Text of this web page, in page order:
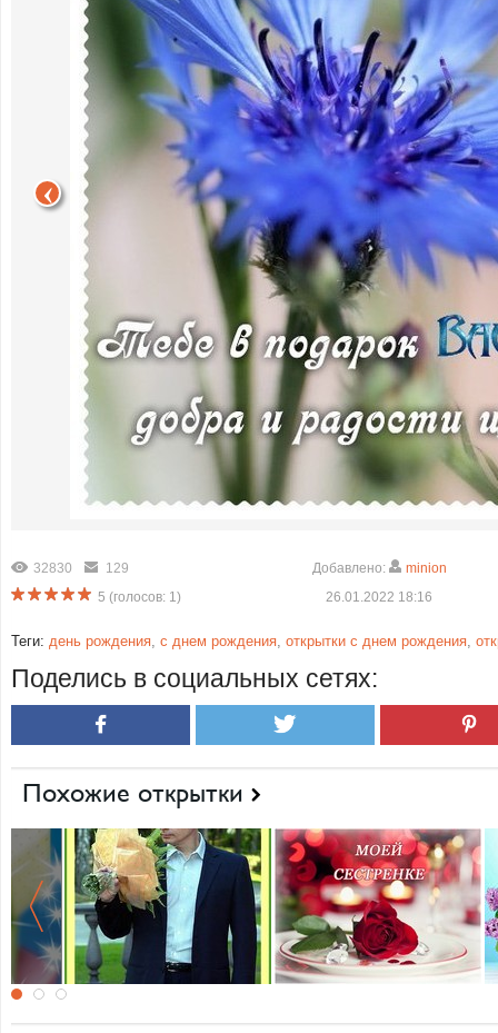
32830
129
5 (голосов: 1)
Добавлено:
minion
26.01.2022 18:16
Теги: день рождения, с днем рождения, открытки с днем рождения,
Поделись в социальных сетях:
Похожие открытки